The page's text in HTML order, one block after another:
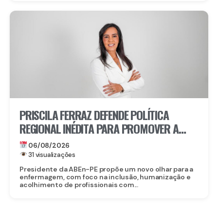
PRISCILA FERRAZ DEFENDE POLÍTICA
REGIONAL INÉDITA PARA PROMOVER A
INCLUSÃO DE ENFERMEIROS PCDS E
ATÍPICOS EM PERNAMBUCO
06/08/2026
31 visualizações
Presidente da ABEn-PE propõe um novo olhar para a
enfermagem, com foco na inclusão, humanização e
acolhimento de profissionais com...